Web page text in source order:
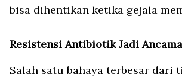
bisa dihentikan ketika gejala
Resistensi Antibiotik Jadi
Salah satu bahaya terbesar dari